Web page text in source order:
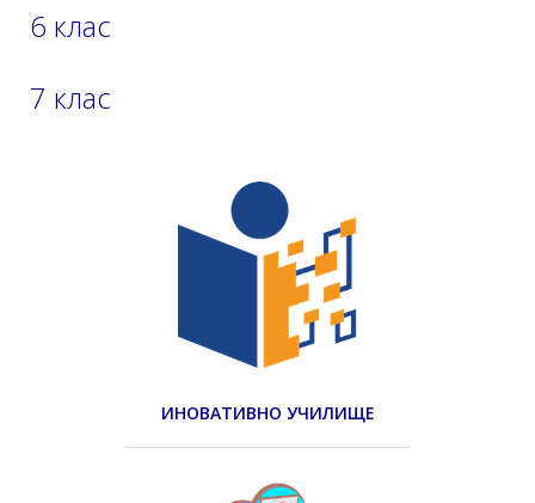
6 клас
7 клас
ИНОВАТИВНО УЧИЛИЩЕ